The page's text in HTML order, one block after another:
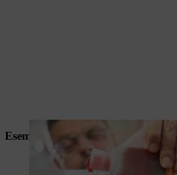
Esempio di miscelazione per